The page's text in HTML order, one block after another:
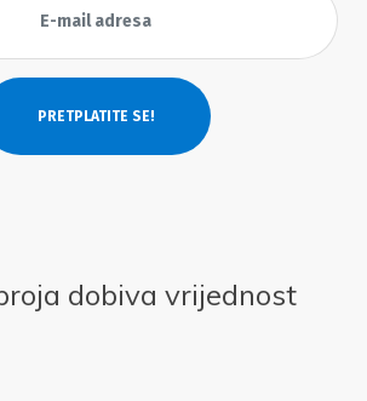
dobiva vrijednost